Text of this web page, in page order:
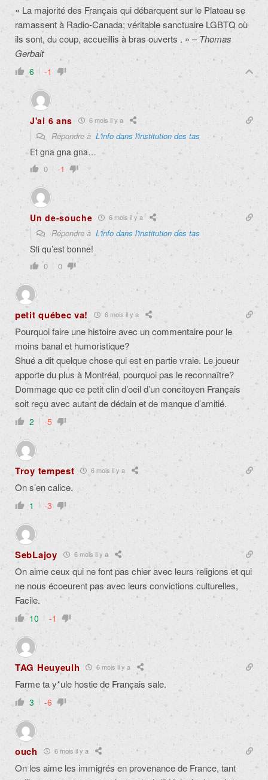
« La majorité des Français qui débarquent sur le Plateau se
ramassent à Radio-Canada; véritable sanctuaire LGBTQ où
ils sont, du coup, accueillis à bras ouverts . » –Thomas
Gerbait
6 -1
J'ai 6 ans 6 mois il y a
Répondre à L'info dans l'institution des tas
Et gna gna gna…
0 -1
Un de-souche 6 mois il y a
Répondre à L'info dans l'institution des tas
Sti qu’est bonne!
0 0
petit québec va! 6 mois il y a
Pourquoi faire une histoire avec un commentaire pour le
moins banal et humoristique?
Shué a dit quelque chose qui est en partie vraie. Le joueur
apporte du plus à Montréal, pourquoi pas le reconnaître?
Dommage que ce petit clin d’oeil d’un concitoyen Français
soit reçu avec autant de dédain et de manque d’amitié.
2 -5
Troy tempest 6 mois il y a
On s’en calice.
1 -3
SebLajoy 6 mois il y a
On aime ceux qui ne font pas chier avec leurs religions et qui
ne nous écoeurent pas avec leurs convictions culturelles,
Facile.
10 -1
TAG Heuyeulh 6 mois il y a
Farme ta y*ule hostie de Français sale.
3 -6
ouch 6 mois il y a
On les aime les immigrés en provenance de France, tant